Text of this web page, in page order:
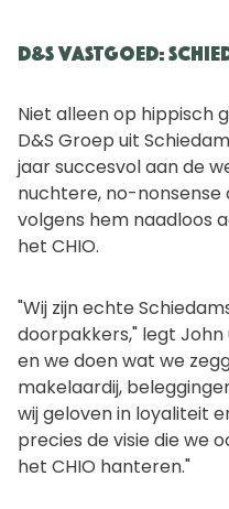
D&S Vastgoed:
Niet alleen op hippisch
D&S Groep uit
jaar succesvol aan de
nuchtere, no-nonsense
volgens hem naadloos
het CHIO.
"Wij zijn echte
doorpakkers," legt John
en we doen wat we
makelaardij,
wij geloven in loyaliteit
precies de visie die we
het CHIO hanteren."